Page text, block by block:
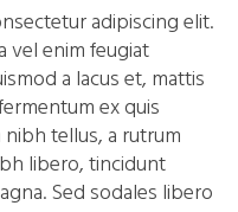
adipiscing elit.
vel enim feugiat
a lacus et, mattis
ex quis
tellus, a rutrum
libero, tincidunt
Sed sodales libero